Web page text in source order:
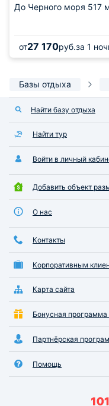
До Черного моря 517
от27 170руб.за 1
Базы отдыха
Найти базу отдыха
Найти тур
Войти в личный
Добавить объект
О нас
Контакты
Корпоративным
Карта сайта
Бонусная программа
Партнёрская
Помощь